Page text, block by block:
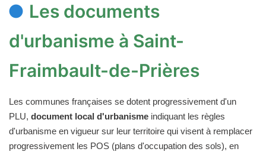
Les documents
d'urbanisme à Saint-
Fraimbault-de-Prières
Les communes françaises se dotent progressivement d'un
PLU, document local d'urbanisme indiquant les règles
d'urbanisme en vigueur sur leur territoire qui visent à remplacer
progressivement les POS (plans d'occupation des sols), en